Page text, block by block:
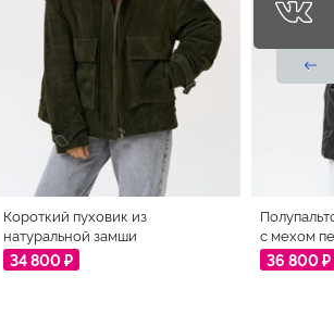
Короткий пуховик из
натуральной замши
34 800 ₽
с мехом
36 800 ₽